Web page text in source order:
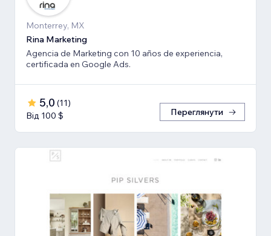
Monterrey, MX
Rina Marketing
Agencia de Marketing con 10 años de experiencia,
certificada en Google Ads.
5,0 (11)
Від 100 $
Переглянути